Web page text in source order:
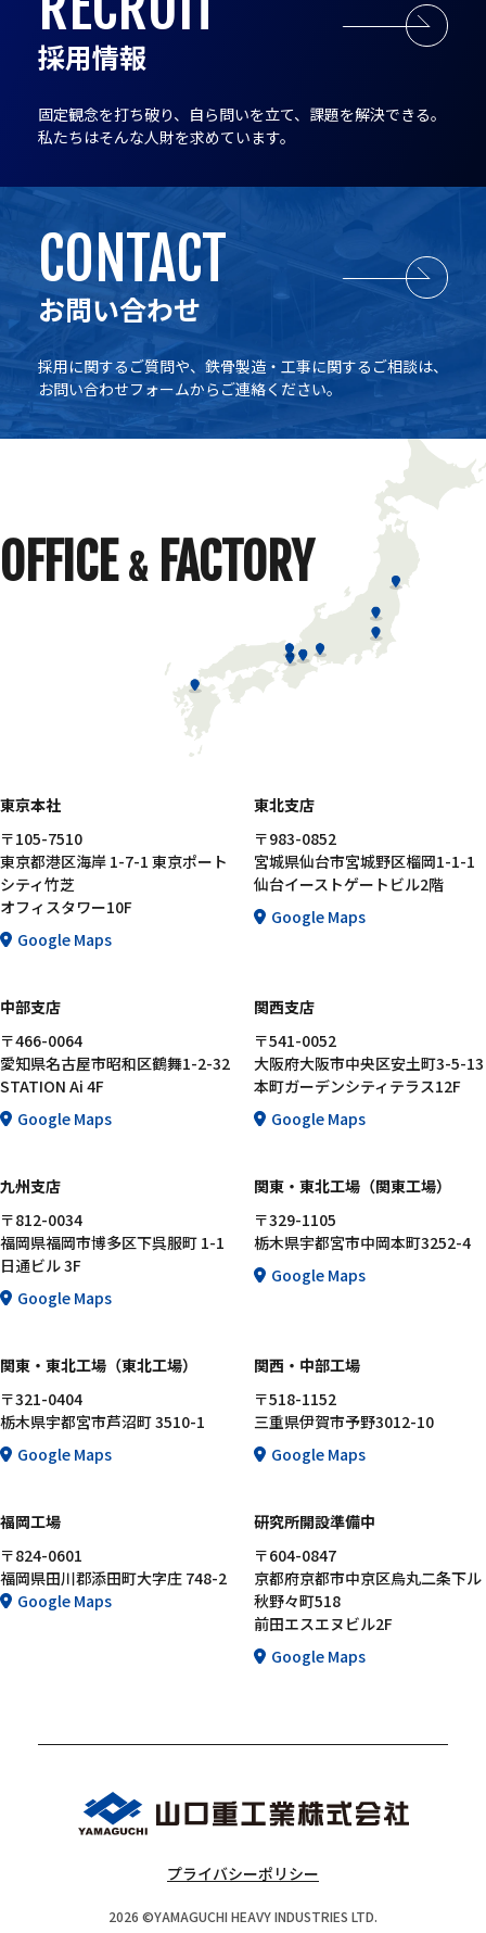
採用情報
固定観念を打ち破り、自ら問いを立て、課題を解決できる。
私たちはそんな人財を求めています。
CONTACT
お問い合わせ
採用に関するご質問や、鉄骨製造・工事に関するご相談は、
お問い合わせフォームからご連絡ください。
OFFICE & FACTORY
東京本社
〒105-7510
東京都港区海岸 1-7-1 東京ポート
シティ竹芝
オフィスタワー10F
Google Maps
東北支店
〒983-0852
宮城県仙台市宮城野区榴岡1-1-1
仙台イーストゲートビル2階
Google Maps
中部支店
〒466-0064
愛知県名古屋市昭和区鶴舞1-2-32
STATION Ai 4F
Google Maps
関西支店
〒541-0052
大阪府大阪市中央区安土町3-5-13
本町ガーデンシティテラス12F
Google Maps
九州支店
〒812-0034
福岡県福岡市博多区下呉服町 1-1
日通ビル 3F
Google Maps
関東・東北工場（関東工場）
〒329-1105
栃木県宇都宮市中岡本町3252-4
Google Maps
関東・東北工場（東北工場）
〒321-0404
栃木県宇都宮市芦沼町 3510-1
Google Maps
関西・中部工場
〒518-1152
三重県伊賀市予野3012-10
Google Maps
福岡工場
〒824-0601
福岡県田川郡添田町大字庄 748-2
Google Maps
研究所開設準備中
〒604-0847
京都府京都市中京区烏丸二条下ル
秋野々町518
前田エスエヌビル2F
Google Maps
プライバシーポリシー
2026 ©YAMAGUCHI HEAVY INDUSTRIES LTD.